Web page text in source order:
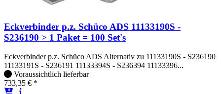
Eckverbinder p.z. Schüco ADS 11133190S -
S236190 > 1 Paket = 100 Set's
Eckverbinder p.z. Schüco ADS Alternativ zu 11133190S - S236190
11133191S - S236191 11133394S - S236394 11133396...
Voraussichtlich lieferbar
733,35 € *